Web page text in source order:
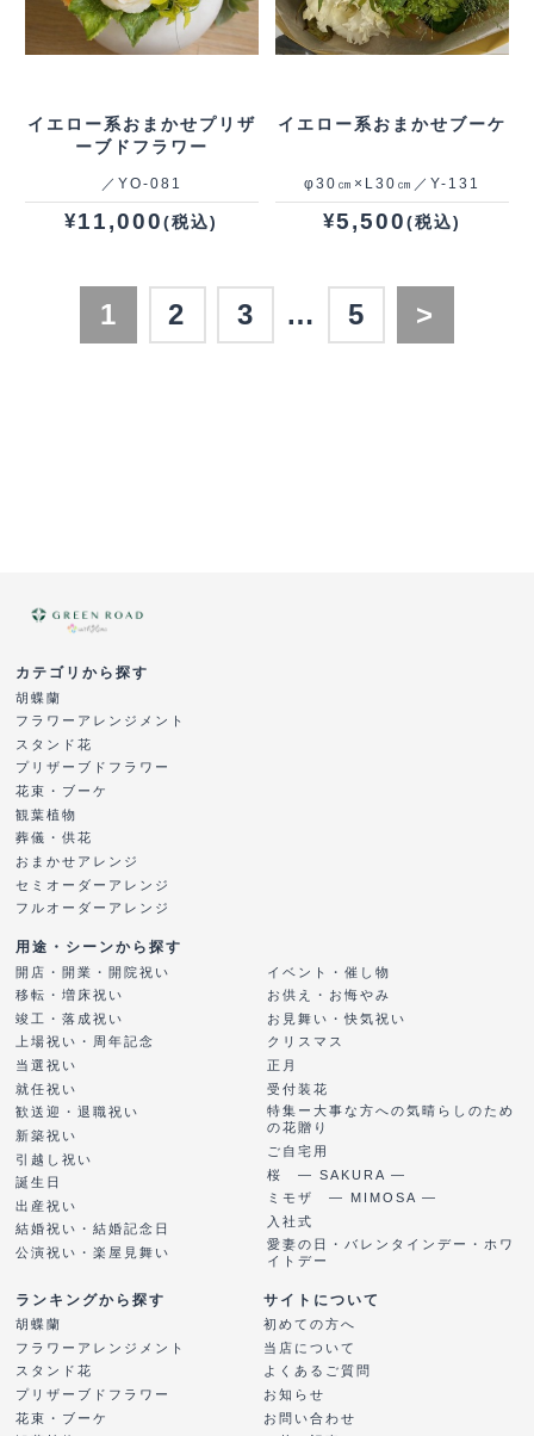
イエロー系おまかせプリザ
ーブドフラワー
／YO‐081
¥11,000(税込)
イエロー系おまかせブーケ
φ30㎝×L30㎝／Y-131
¥5,500(税込)
1 2 3 … 5 >
カテゴリから探す
胡蝶蘭
フラワーアレンジメント
スタンド花
プリザーブドフラワー
花束・ブーケ
観葉植物
葬儀・供花
おまかせアレンジ
セミオーダーアレンジ
フルオーダーアレンジ
用途・シーンから探す
開店・開業・開院祝い
移転・増床祝い
竣工・落成祝い
上場祝い・周年記念
当選祝い
就任祝い
歓送迎・退職祝い
新築祝い
引越し祝い
誕生日
出産祝い
結婚祝い・結婚記念日
公演祝い・楽屋見舞い
イベント・催し物
お供え・お悔やみ
お見舞い・快気祝い
クリスマス
正月
受付装花
特集ー大事な方への気晴らしのため
の花贈り
ご自宅用
桜 ― SAKURA ―
ミモザ ― MIMOSA ―
入社式
愛妻の日・バレンタインデー・ホワ
イトデー
ランキングから探す
胡蝶蘭
フラワーアレンジメント
スタンド花
プリザーブドフラワー
花束・ブーケ
サイトについて
初めての方へ
当店について
よくあるご質問
お知らせ
お問い合わせ